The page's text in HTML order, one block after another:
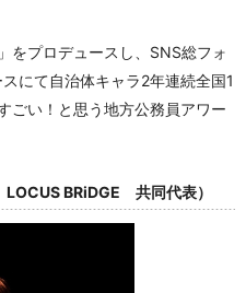
をプロデュースし、SNS総フォ
にて自治体キャラ2年連続全国1
ごい！と思う地方公務員アワー
BRiDGE 共同代表）